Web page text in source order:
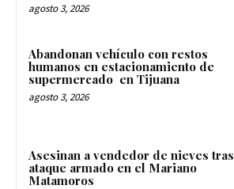
agosto 3, 2026
Abandonan vehículo con restos
humanos en estacionamiento de
supermercado en Tijuana
agosto 3, 2026
Asesinan a vendedor de nieves tras
ataque armado en el Mariano
Matamoros